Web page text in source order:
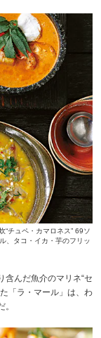
“チュペ・カマロネス” 69ソ
、タコ・イカ・芋のフリッ
んだ魚介のマリネ“セ
「ラ・マール」は、わ